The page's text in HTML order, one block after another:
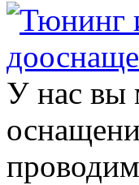
У нас вы